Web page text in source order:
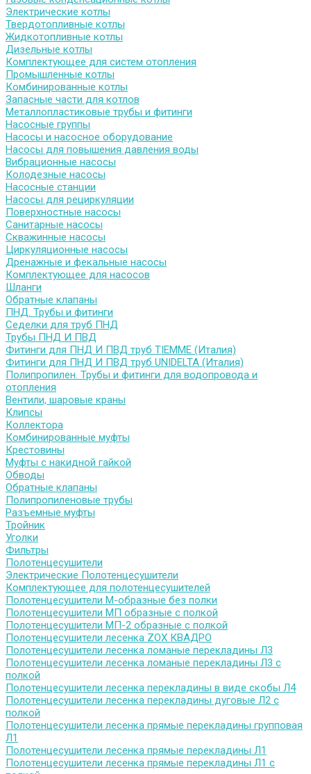
Электрические котлы
Твердотопливные котлы
Жидкотопливные котлы
Дизельные котлы
Комплектующее для систем отопления
Промышленные котлы
Комбинированные котлы
Запасные части для котлов
Металлопластиковые трубы и фитинги
Насосные группы
Насосы и насосное оборудование
Насосы для повышения давления воды
Вибрационные насосы
Колодезные насосы
Насосные станции
Насосы для рециркуляции
Поверхностные насосы
Санитарные насосы
Скважинные насосы
Циркуляционные насосы
Дренажные и фекальные насосы
Комплектующее для насосов
Шланги
Обратные клапаны
ПНД. Трубы и фитинги
Седелки для труб ПНД
Трубы ПНД И ПВД
Фитинги для ПНД И ПВД труб TIEMME (Италия)
Фитинги для ПНД И ПВД труб UNIDELTA (Италия)
Полипропилен. Трубы и фитинги для водопровода и
отопления
Вентили, шаровые краны
Клипсы
Коллектора
Комбинированные муфты
Крестовины
Муфты с накидной гайкой
Обводы
Обратные клапаны
Полипропиленовые трубы
Разъемные муфты
Тройник
Уголки
Фильтры
Полотенцесушители
Электрические Полотенцесушители
Комплектующее для полотенцесушителей
Полотенцесушители М-образные без полки
Полотенцесушители МП образные с полкой
Полотенцесушители МП-2 образные с полкой
Полотенцесушители лесенка ZOX КВАДРО
Полотенцесушители лесенка ломаные перекладины Л3
Полотенцесушители лесенка ломаные перекладины Л3 с
полкой
Полотенцесушители лесенка перекладины в виде скобы Л4
Полотенцесушители лесенка перекладины дуговые Л2 с
полкой
Полотенцесушители лесенка прямые перекладины групповая
Л1
Полотенцесушители лесенка прямые перекладины Л1
Полотенцесушители лесенка прямые перекладины Л1 с